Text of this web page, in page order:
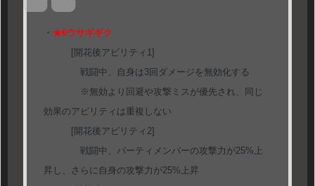
・ ★6ウサギギク
[開花後アビリティ1]
戦闘中、自身は3回ダメージを無効化する
※無効より回避や攻撃ミスが優先され、同じ
効果のアビリティは重複しない
[開花後アビリティ2]
戦闘中、パーティメンバーの攻撃力が25%上
昇し、さらに自身の攻撃力が25%上昇